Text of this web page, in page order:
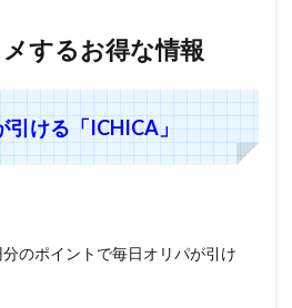
するお得な情報
引ける「ICHICA」
のポイントで毎日オリパが引け